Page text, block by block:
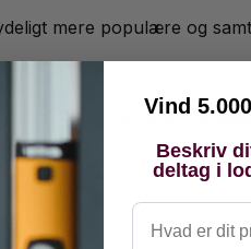
mere populære og
1.200 kr. inklusiv
Vind
Beskriv
deltag i
Hvad er dit